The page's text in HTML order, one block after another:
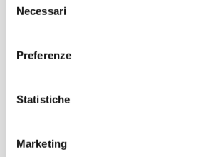
delNecessari
Preferenze
Statistiche
Marketing